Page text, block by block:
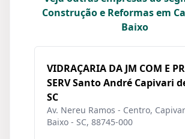
Construção e Reformas em
Baixo
VIDRAÇARIA DA JM COM E
SERV Santo André Capivari
SC
Av. Nereu Ramos - Centro,
Baixo - SC, 88745-000